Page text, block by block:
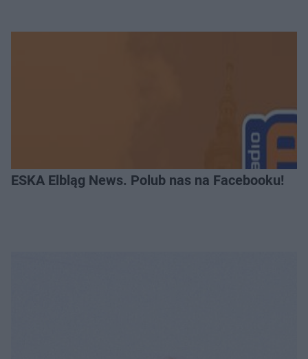
ESKA Elbląg News. Polub nas na Facebooku!